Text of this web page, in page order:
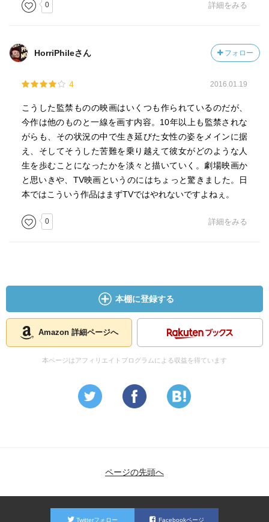
0 詳細をみる
HorriPhileさん フォロー
4 2016.01.19
こうした監禁ものの映画はいくつも作られているのだが、
今作は他のものと一線を画す内容。10年以上も監禁されな
がらも、その状況の中で生き延びた女性の姿をメインに据
え、そしてそうした苦難を乗り越えて彼女がどのような人
生を歩むことになったかを淡々と描いていく。劇場映画か
と思いきや、TV映画というのにはちょっと驚きました。日
本ではこういう作品はまずTVではやれないですよねぇ。
0 詳細をみる
本棚に登録する
Amazon 詳細ページへ
本ページはアフィリエイトプログラムによる収益を得ています
ページの先頭へ
Twitterフォロー Facebookページ